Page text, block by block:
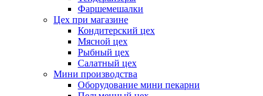
Фаршемешалки
Цех при магазине
Кондитерский цех
Мясной цех
Рыбный цех
Салатный цех
Мини производства
Оборудование мини пекарни